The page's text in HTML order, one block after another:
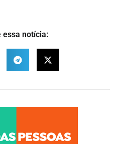
essa notícia: